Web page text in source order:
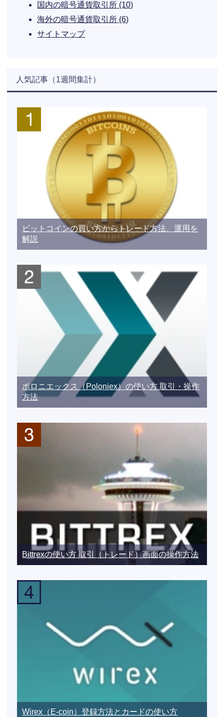
国内の暗号通貨取引所 (10)
海外の暗号通貨取引所 (6)
サイトマップ
人気記事（1週間集計）
ビットコインの買い方からトレード方法、運用を
解説
ポロニエックス（Poloniex）の使い方 取引・操作
方法
Bittrexの使い方 取引（トレード）画面の操作方法
Wirex（E-coin）登録方法とカードの使い方